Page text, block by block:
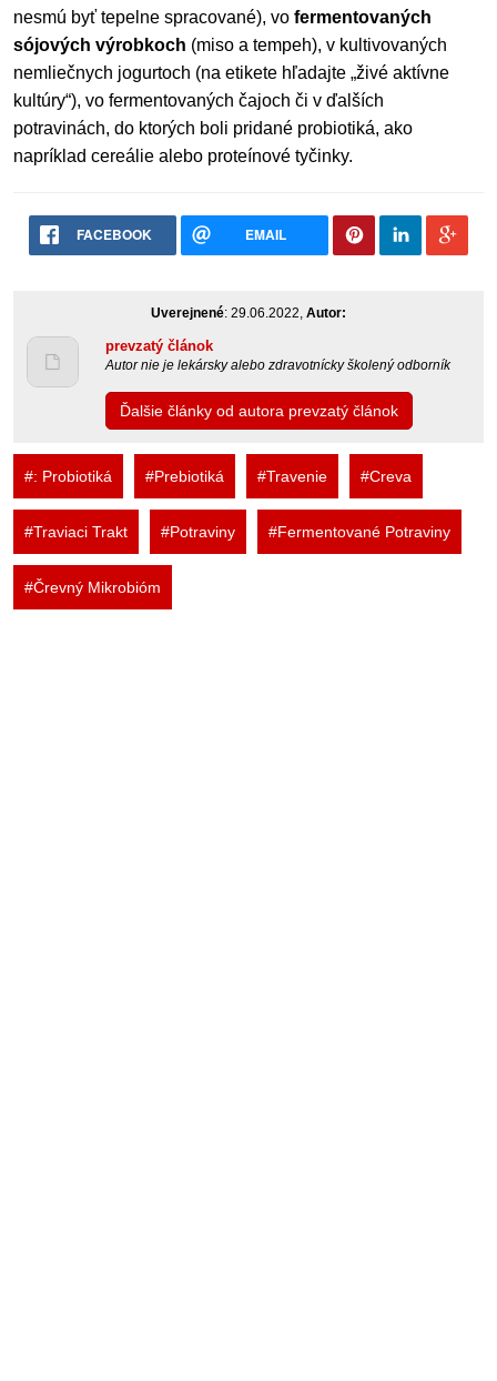
nesmú byť tepelne spracované), vo fermentovaných
sójových výrobkoch (miso a tempeh), v kultivovaných
nemliečnych jogurtoch (na etikete hľadajte „živé aktívne
kultúry“), vo fermentovaných čajoch či v ďalších
potravinách, do ktorých boli pridané probiotiká, ako
napríklad cereálie alebo proteínové tyčinky.
FACEBOOK EMAIL
Uverejnené: 29.06.2022, Autor:
prevzatý článok
Autor nie je lekársky alebo zdravotnícky školený odborník
Ďalšie články od autora prevzatý článok
#: Probiotiká #Prebiotiká #Travenie #Creva
#Traviaci Trakt #Potraviny #Fermentované Potraviny
#Črevný Mikrobióm